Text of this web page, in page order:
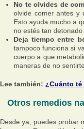
No te olvides de
olvide comer antes y
Esto ayuda mucho a
no estés tan
Deja tiempo entre
tampoco funciona si
cuerpo a que
maneras de no
Lee también: ¿Cuánto
Otros remedios
Desde ya, puedes probar